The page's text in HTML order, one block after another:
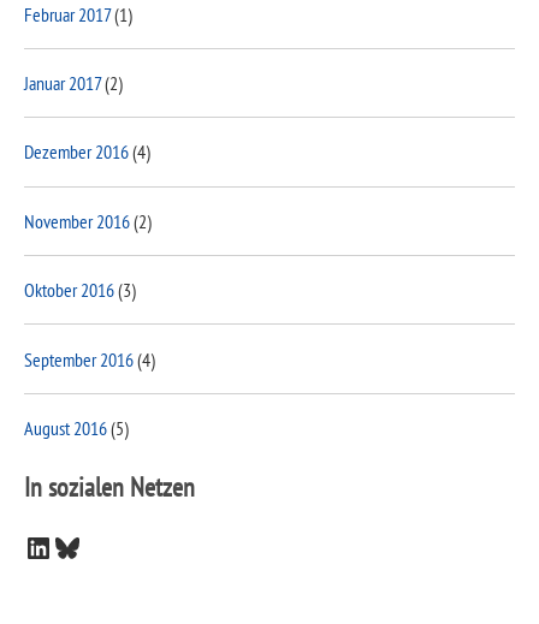
Februar 2017(1)
Januar 2017(2)
Dezember 2016(4)
November 2016(2)
Oktober 2016(3)
September 2016(4)
August 2016(5)
In sozialen Netzen
LinkedIn
Bluesky